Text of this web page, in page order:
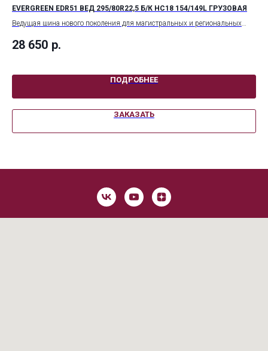
EVERGREEN EDR51 ВЕД 295/80R22,5 Б/К НС18 154/149L ГРУЗОВАЯ
Ведущая шина нового поколения для магистральных и региональных
надёжное сцепление в любых погодных условиях.
28 650 р.
ПОДРОБНЕЕ
ЗАКАЗАТЬ